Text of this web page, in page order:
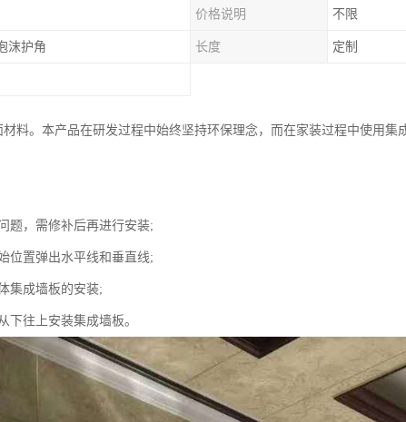
价格说明 不限
沫护角 长度 定制
料。本产品在研发过程中始终坚持环保理念，而在家装过程中使用集
题，需修补后再进行安装;
位置弹出水平线和垂直线;
集成墙板的安装;
下往上安装集成墙板。